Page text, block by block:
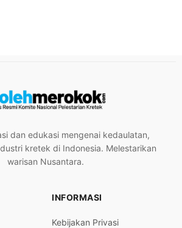
dan edukasi mengenai kedaulatan,
kretek di Indonesia. Melestarikan
warisan Nusantara.
INFORMASI
Kebijakan Privasi